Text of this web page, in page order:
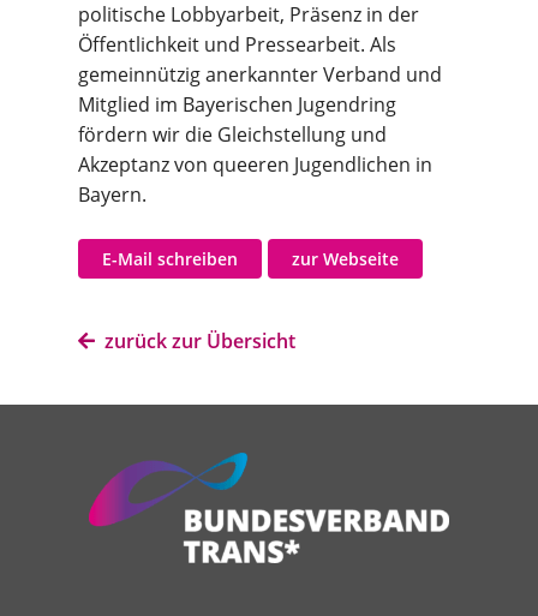
politische Lobbyarbeit, Präsenz in der
Öffentlichkeit und Pressearbeit. Als
gemeinnützig anerkannter Verband und
Mitglied im Bayerischen Jugendring
fördern wir die Gleichstellung und
Akzeptanz von queeren Jugendlichen in
Bayern.
E-Mail schreiben zur Webseite
zurück zur Übersicht